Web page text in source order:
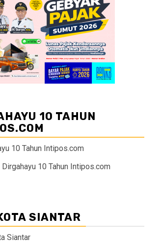
10 TAHUN
Dirgahayu 10 Tahun Intipos.com
SIANTAR